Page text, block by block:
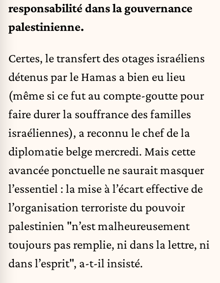
responsabilité dans la gouvernance
palestinienne.
Certes, le transfert des otages israéliens
détenus par le Hamas a bien eu lieu
(même si ce fut au compte-goutte pour
faire durer la souffrance des familles
israéliennes), a reconnu le chef de la
diplomatie belge mercredi. Mais cette
avancée ponctuelle ne saurait masquer
l’essentiel : la mise à l’écart effective de
l’organisation terroriste du pouvoir
palestinien "n’est malheureusement
toujours pas remplie, ni dans la lettre, ni
dans l’esprit", a-t-il insisté.